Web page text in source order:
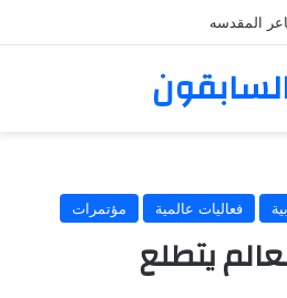
المقدسه
فعاليات عالمية مؤتمرات
يتطلع